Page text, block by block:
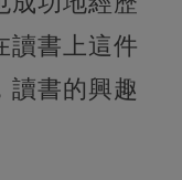
讀書上這件
讀書的興趣